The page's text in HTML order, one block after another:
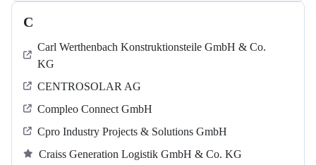
C
Carl Werthenbach Konstruktionsteile GmbH & Co.
KG
CENTROSOLAR AG
Compleo Connect GmbH
Cpro Industry Projects & Solutions GmbH
Craiss Generation Logistik GmbH & Co. KG